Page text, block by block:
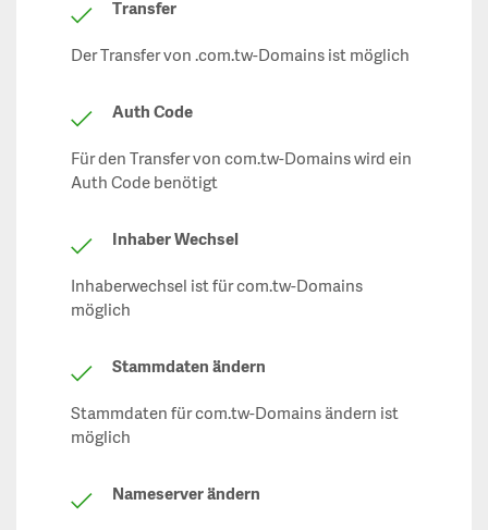
Transfer
Der Transfer von .com.tw-Domains ist möglich
Auth Code
Für den Transfer von com.tw-Domains wird ein
Auth Code benötigt
Inhaber Wechsel
Inhaberwechsel ist für com.tw-Domains
möglich
Stammdaten ändern
Stammdaten für com.tw-Domains ändern ist
möglich
Nameserver ändern